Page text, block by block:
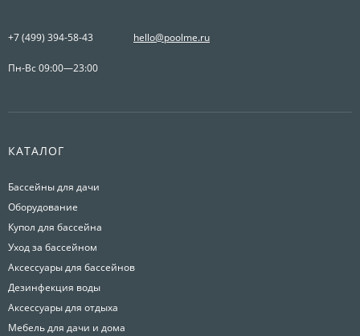
+7 (499) 394-58-43 hello@poolme.ru
Пн-Вс 09:00—23:00
КАТАЛОГ
Бассейны для дачи
Оборудование
Купол для бассейна
Уход за бассейном
Аксессуары для бассейнов
Дезинфекция воды
Аксессуары для отдыха
Мебель для дачи и дома